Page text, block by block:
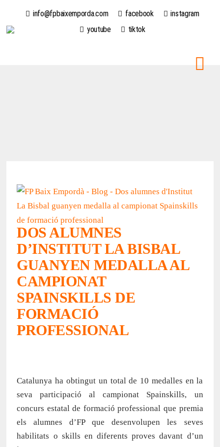
info@fpbaixemporda.com facebook
instagram
youtube
tiktok
DOS ALUMNES
D’INSTITUT LA BISBAL
GUANYEN MEDALLA AL
CAMPIONAT
SPAINSKILLS DE
FORMACIÓ
PROFESSIONAL
Catalunya ha obtingut un total de 10 medalles en la
seva participació al campionat Spainskills, un
concurs estatal de formació professional que premia
els alumnes d’FP que desenvolupen les seves
habilitats o skills en diferents proves davant d’un